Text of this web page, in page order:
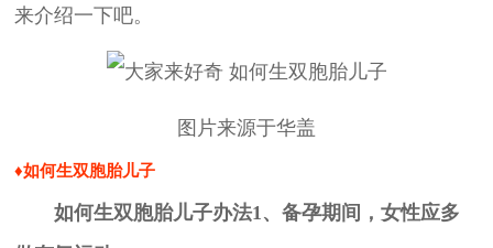
来介绍一下吧。
图片来源于华盖
♦如何生双胞胎儿子
如何生双胞胎儿子办法1、备孕期间，女性应多